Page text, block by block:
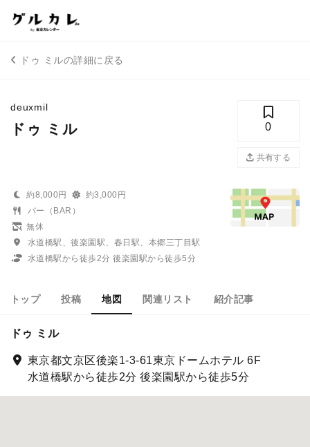
ドゥ ミルの詳細に戻る
deuxmil
ドゥ ミル 0
共有する
約8,000円
約3,000円
バー（BAR）
無休
水道橋駅、後楽園駅、春日駅、本郷三丁目駅
水道橋駅から徒歩2分 後楽園駅から徒歩5分
トップ 投稿 地図 関連リスト 紹介記事
ドゥ ミル
東京都文京区後楽1-3-61東京ドームホテル 6F
水道橋駅から徒歩2分 後楽園駅から徒歩5分